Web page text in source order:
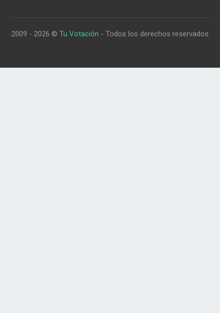
2009 - 2026 © Tu Votación - Todos los derechos reservados